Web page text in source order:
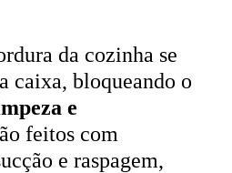
da cozinha se
caixa, bloqueando o
e
feitos com
e raspagem,